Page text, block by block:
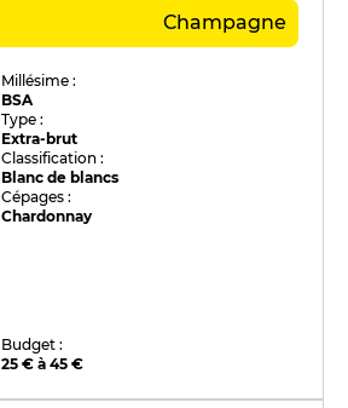
Champagne
Millésime :
BSA
Type :
Extra-brut
Classification :
Blanc de blancs
Cépages :
Chardonnay
Budget :
25 € à 45 €